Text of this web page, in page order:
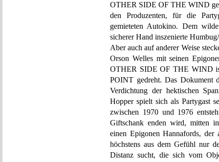
OTHER SIDE OF THE WIND
den Produzenten, für die
gemieteten Autokino. Dem
sicherer Hand inszenierte
Aber auch auf anderer Weise
Orson Welles mit seinen
OTHER SIDE OF THE WIND
POINT gedreht. Das Dokument
Verdichtung der hektischen
Hopper spielt sich als Partygast
zwischen 1970 und 1976
Giftschank enden wird, mitten
einen Epigonen Hannafords,
höchstens aus dem Gefühl nur
Distanz sucht, die sich vom